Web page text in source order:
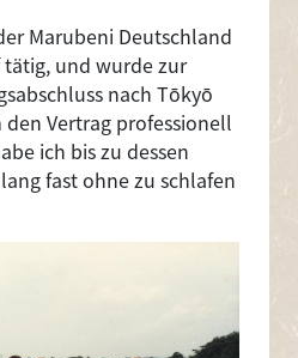
Marubeni Deutschland
tätig, und wurde zur
nach Tōkyō
Vertrag professionell
ich bis zu dessen
fast ohne zu schlafen